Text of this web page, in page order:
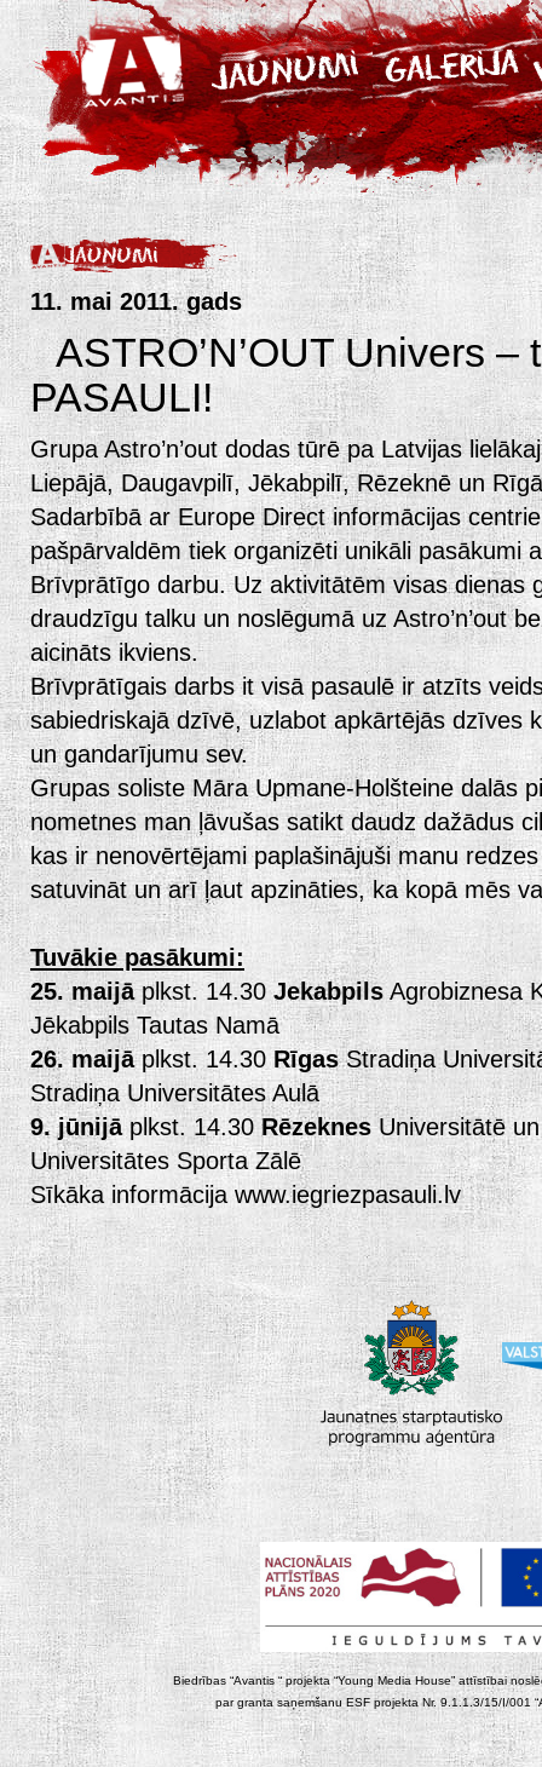
11. mai 2011. gads
ASTRO’N’OUT Univers –
PASAULI!
Grupa Astro’n’out dodas tūrē pa Latvijas
Liepājā, Daugavpilī, Jēkabpilī, Rēzeknē un
Sadarbībā ar Europe Direct informācijas
pašpārvaldēm tiek organizēti unikāli pasākumi
Brīvprātīgo darbu. Uz aktivitātēm visas dienas
draudzīgu talku un noslēgumā uz Astro’n’out
aicināts ikviens.
Brīvprātīgais darbs it visā pasaulē ir atzīts
sabiedriskajā dzīvē, uzlabot apkārtējās dzīves
un gandarījumu sev.
Grupas soliste Māra Upmane-Holšteine dalās
nometnes man ļāvušas satikt daudz dažādus
kas ir nenovērtējami paplašinājuši manu
satuvināt un arī ļaut apzināties, ka kopā mēs
Tuvākie pasākumi:
25. maijāplkst. 14.30JekabpilsAgrobiznesa
Jēkabpils Tautas Namā
26. maijāplkst. 14.30RīgasStradiņa
Stradiņa Universitātes Aulā
9. jūnijāplkst. 14.30RēzeknesUniversitātē
Universitātes Sporta Zālē
Sīkāka informācija www.iegriezpasauli.lv
Biedrības “Avantis “ projekta “Young Media House” attīstībai
par granta saņemšanu ESF projekta Nr. 9.1.1.3/15/I/001